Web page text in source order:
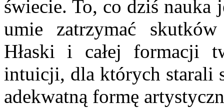
świecie. To, co dziś nauka
umie zatrzymać
Hłaski i całej formacji
intuicji, dla których starali
adekwatną formę